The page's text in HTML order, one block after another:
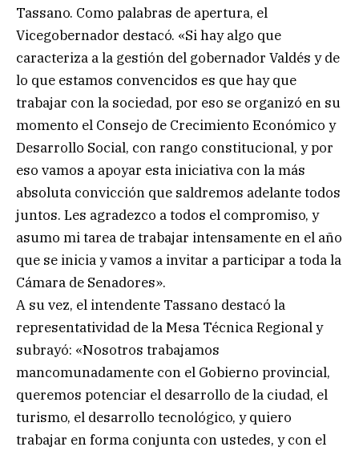
Tassano. Como palabras de apertura, el
Vicegobernador destacó. «Si hay algo que
caracteriza a la gestión del gobernador Valdés y de
lo que estamos convencidos es que hay que
trabajar con la sociedad, por eso se organizó en su
momento el Consejo de Crecimiento Económico y
Desarrollo Social, con rango constitucional, y por
eso vamos a apoyar esta iniciativa con la más
absoluta convicción que saldremos adelante todos
juntos. Les agradezco a todos el compromiso, y
asumo mi tarea de trabajar intensamente en el año
que se inicia y vamos a invitar a participar a toda la
Cámara de Senadores».
A su vez, el intendente Tassano destacó la
representatividad de la Mesa Técnica Regional y
subrayó: «Nosotros trabajamos
mancomunadamente con el Gobierno provincial,
queremos potenciar el desarrollo de la ciudad, el
turismo, el desarrollo tecnológico, y quiero
trabajar en forma conjunta con ustedes, y con el